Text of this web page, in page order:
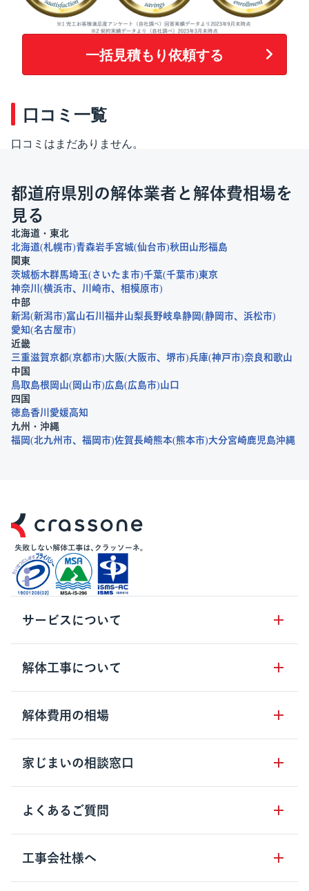
一括見積もり依頼する
口コミ一覧
口コミはまだありません。
都道府県別の解体業者と解体費相場を
見る
北海道・東北
北海道 札幌市 青森岩手宮城 仙台市 秋田 山形福島
関東
茨城栃木群馬埼玉 さいたま市 千葉 千葉市 東京
神奈川
横浜市 川崎市
相模原市
中部
新潟 新潟市 富山石川 福井山梨長野岐阜静岡 静岡市
浜松市
愛知 名古屋市
近畿
三重滋賀京都 京都市 大阪 大阪市 堺市 兵庫 神戸市 奈良和歌山
中国
鳥取 島根 岡山 岡山市 広島 広島市 山口
四国
徳島香川 愛媛高知
九州・沖縄
福岡 北九州市 福岡市 佐賀長崎熊本 熊本市 大分宮崎鹿児島沖縄
サービスについて
サービスの流れ
サービスのメリット
クラッソーネの自治体連携
お客さまの声
空き家の処分を検討のお客様へ
解体工事について
解体工事の基礎知識
解体工事に関わる法律
用語集
解体費用の相場
木造住宅の相場
鉄骨造住宅の相場
RC造住宅の相場
家じまいの相談窓口
家じまいの相談窓口
よくあるご質問
クラッソーネの利用方法
工事の進め方
工事会社様へ